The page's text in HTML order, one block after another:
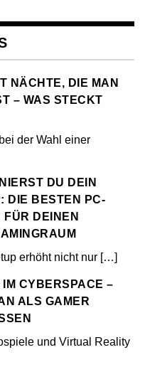
NÄCHTE, DIE MAN
– WAS STECKT
der Wahl einer
DU DEIN
DIE BESTEN PC-
FÜR DEINEN
erhöht nicht nur […]
CYBERSPACE –
ALS GAMER
und Virtual Reality